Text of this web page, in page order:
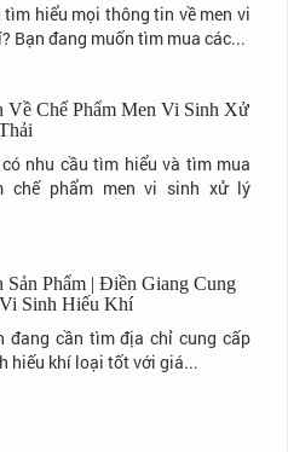
tìm hiểu mọi thông tin về men vi
Bạn đang muốn tìm mua các...
Về Chế Phẩm Men Vi Sinh Xử
nhu cầu tìm hiểu và tìm mua
chế phẩm men vi sinh xử lý
Sản Phẩm | Điền Giang Cung
Sinh Hiếu Khí
đang cần tìm địa chỉ cung cấp
hiếu khí loại tốt với giá...